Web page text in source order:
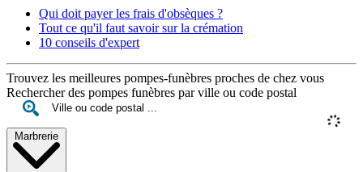
Qui doit payer les frais d'obsèques ?
Tout ce qu'il faut savoir sur la crémation
10 conseils d'expert
Trouvez les meilleures pompes-funèbres proches de chez vous
Rechercher des pompes funèbres par ville ou code postal
Marbrerie